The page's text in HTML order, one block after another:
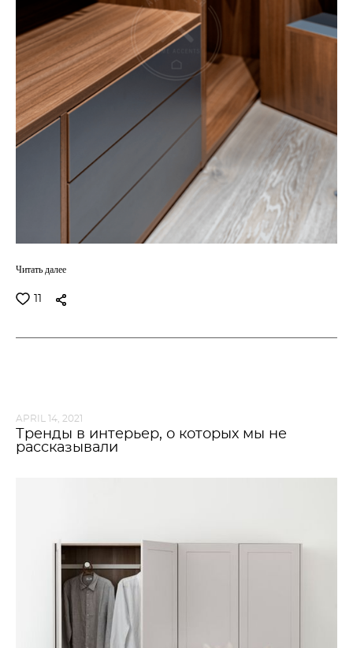
Читать далее
Тренды в интерьер, о которых мы не
рассказывали
APRIL 14, 2021